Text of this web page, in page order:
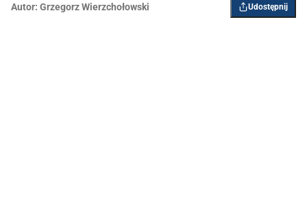
Autor: Grzegorz Wierzchołowski Udostępnij